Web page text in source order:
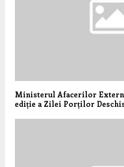
Ministerul Afacerilor
ediție a Zilei Porților